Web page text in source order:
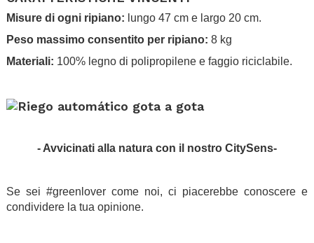
Misure di ogni ripiano: lungo 47 cm e largo 20 cm.
Peso massimo consentito per ripiano: 8 kg
Materiali: 100% legno di polipropilene e faggio riciclabile.
- Avvicinati alla natura con il nostro CitySens-
Se sei #greenlover come noi, ci piacerebbe conoscere e
condividere la tua opinione.